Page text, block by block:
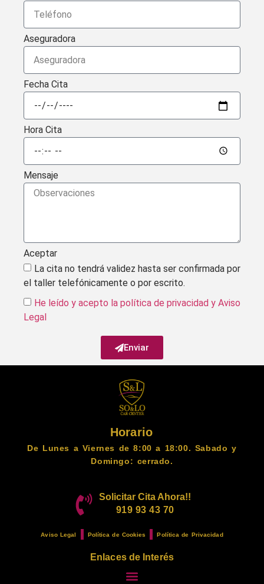
Aseguradora
Fecha Cita
Hora Cita
Mensaje
Aceptar
La cita no tendrá validez hasta ser confirmada por
el taller telefónicamente o por escrito.
He leído y acepto la política de privacidad y Aviso
Legal
Enviar
Horario
De Lunes a Viernes de 8:00 a 18:00. Sabado y
Domingo: cerrado.
Solicitar Cita Ahora!!
919 93 43 70
Aviso Legal Política de Cookies Política de Privacidad
Enlaces de Interés